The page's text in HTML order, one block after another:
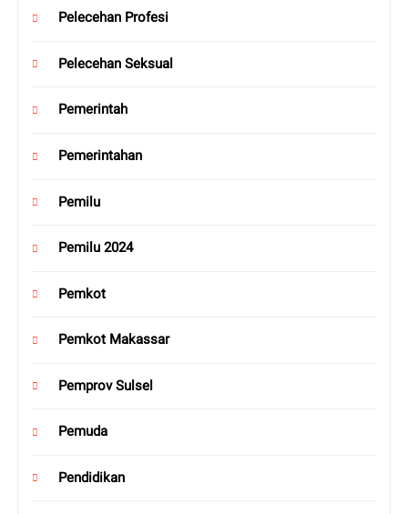
Pelecehan Profesi
Pelecehan Seksual
Pemerintah
Pemerintahan
Pemilu
Pemilu 2024
Pemkot
Pemkot Makassar
Pemprov Sulsel
Pemuda
Pendidikan